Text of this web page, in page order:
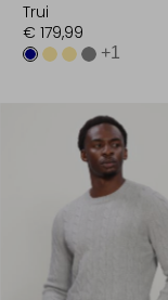
Trui
€ 179,99
+1